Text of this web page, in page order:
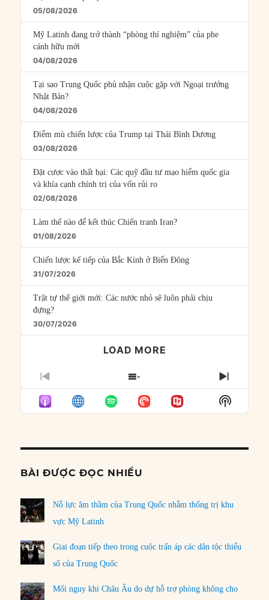
05/08/2026
Mỹ Latinh đang trở thành “phòng thí nghiệm” của phe
cánh hữu mới
04/08/2026
Tại sao Trung Quốc phủ nhận cuộc gặp với Ngoại trưởng
Nhật Bản?
04/08/2026
Điểm mù chiến lược của Trump tại Thái Bình Dương
03/08/2026
Đặt cược vào thất bại: Các quỹ đầu tư mạo hiểm quốc gia
và khía cạnh chính trị của vốn rủi ro
02/08/2026
Làm thế nào để kết thúc Chiến tranh Iran?
01/08/2026
Chiến lược kế tiếp của Bắc Kinh ở Biển Đông
31/07/2026
Trật tự thế giới mới: Các nước nhỏ sẽ luôn phải chịu
đựng?
30/07/2026
LOAD MORE
PREVIOUS
EPISODE
SHOW
EPISODES
LIST
NEXT
Show
Podcast
BÀI ĐƯỢC ĐỌC NHIỀU
Nỗ lực âm thầm của Trung Quốc nhằm thống trị khu
vực Mỹ Latinh
Giai đoạn tiếp theo trong cuộc trấn áp các dân tộc thiểu
số của Trung Quốc
Mối nguy khi Châu Âu do dự hỗ trợ phòng không cho